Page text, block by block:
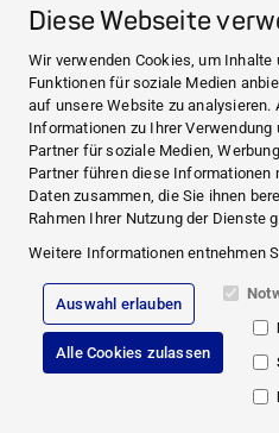
Diese Webseite
Wir verwenden Cookies, um
Funktionen für soziale Medien
auf unsere Website zu analysieren.
Informationen zu Ihrer
Partner für soziale Medien,
Partner führen diese
Daten zusammen, die Sie ihnen
Rahmen Ihrer Nutzung der Dienste
Weitere Informationen entnehmen
Auswahl erlauben
Alle Cookies zulassen
SERVICE
Fachberatung
DESINFACTS
Newsletter
Konzentrat-
Weiterführende
Über uns
Fachberatung
NEWS UND
SERVICE
Rechtliche
Cookie